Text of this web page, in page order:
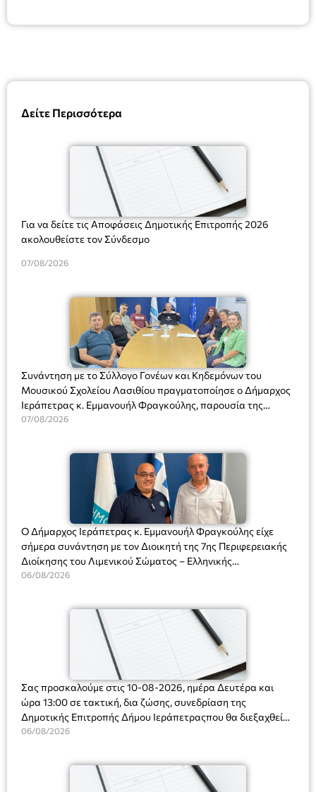
Δείτε Περισσότερα
Για να δείτε τις Αποφάσεις Δημοτικής Επιτροπής 2026
ακολουθείστε τον Σύνδεσμο
07/08/2026
Συνάντηση με το Σύλλογο Γονέων και Κηδεμόνων του
Μουσικού Σχολείου Λασιθίου πραγματοποίησε ο Δήμαρχος
Ιεράπετρας κ. Εμμανουήλ Φραγκούλης, παρουσία της
Διευθύντριας του σχολείου κας Μαριάννας Χαΐτα.
07/08/2026
Ο Δήμαρχος Ιεράπετρας κ. Εμμανουήλ Φραγκούλης είχε
σήμερα συνάντηση με τον Διοικητή της 7ης Περιφερειακής
Διοίκησης του Λιμενικού Σώματος – Ελληνικής
Ακτοφυλακής (Λ.Σ.-ΕΛ.ΑΚΤ.), Αρχιπλοίαρχο Λ.Σ. κ. Ιωάννη
06/08/2026
Σας προσκαλούμε στις 10-08-2026, ημέρα Δευτέρα και
ώρα 13:00 σε τακτική, δια ζώσης, συνεδρίαση της
Δημοτικής Επιτροπής Δήμου Ιεράπετραςπου θα διεξαχθεί
στο Δημοτικό Κατάστημα, Δημοκρατίας 31 στην αίθουσα
και λήψη αποφάσεων στα παρακάτω θέματα:
06/08/2026